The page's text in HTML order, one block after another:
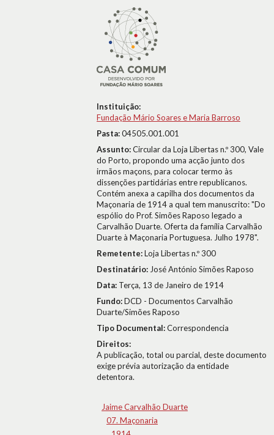
Instituição:
Fundação Mário Soares e Maria Barroso
Pasta:04505.001.001
Assunto:Circular da Loja Libertas n.º 300, Vale
do Porto, propondo uma acção junto dos
irmãos maçons, para colocar termo às
dissenções partidárias entre republicanos.
Contém anexa a capilha dos documentos da
Maçonaria de 1914 a qual tem manuscrito: "Do
espólio do Prof. Simões Raposo legado a
Carvalhão Duarte. Oferta da família Carvalhão
Duarte à Maçonaria Portuguesa. Julho 1978".
Remetente:Loja Libertas n.º 300
Destinatário: José António Simões Raposo
Data: Terça, 13 de Janeiro de 1914
Fundo:DCD - Documentos Carvalhão
Duarte/Simões Raposo
Tipo Documental:Correspondencia
Direitos:
A publicação, total ou parcial, deste documento
exige prévia autorização da entidade
detentora.
Jaime Carvalhão Duarte
07. Maçonaria